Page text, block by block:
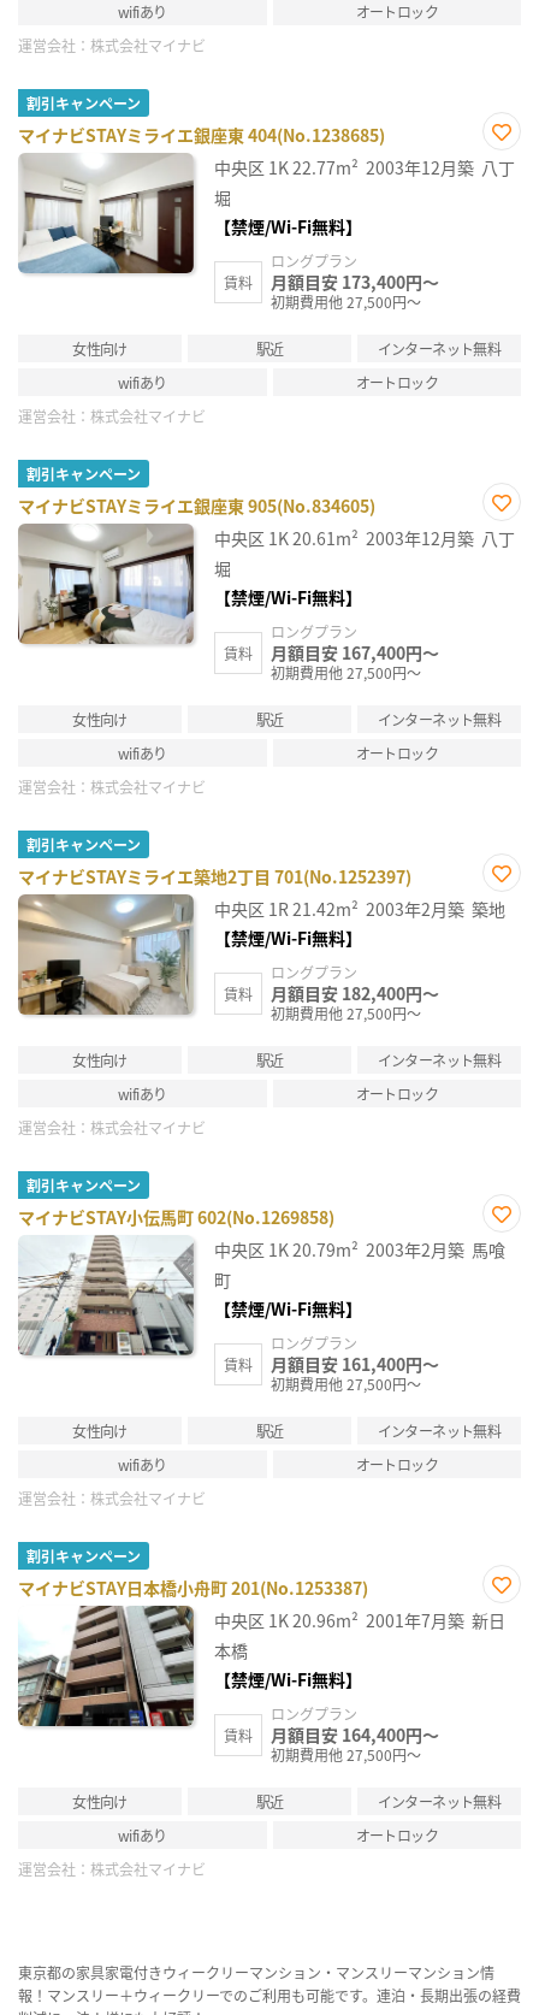
wifiあり
オートロック
運営会社： 株式会社マイナビ
割引キャンペーン
マイナビSTAYミライエ銀座東 404(No.1238685)
お気
に入
中央区 1K22.77m² 2003年12月築 八丁
堀
【禁煙/Wi-Fi無料】
賃料
ロングプラン
月額目安 173,400円～
初期費用他 27,500円～
女性向け 駅近
インターネット無料
wifiあり
オートロック
運営会社： 株式会社マイナビ
割引キャンペーン
マイナビSTAYミライエ銀座東 905(No.834605)
お気
に入
中央区 1K20.61m² 2003年12月築 八丁
堀
【禁煙/Wi-Fi無料】
賃料
ロングプラン
月額目安 167,400円～
初期費用他 27,500円～
女性向け 駅近
インターネット無料
wifiあり
オートロック
運営会社： 株式会社マイナビ
割引キャンペーン
マイナビSTAYミライエ築地2丁目 701(No.1252397)
お気
に入
中央区 1R21.42m² 2003年2月築 築地
【禁煙/Wi-Fi無料】
賃料
ロングプラン
月額目安 182,400円～
初期費用他 27,500円～
女性向け 駅近
インターネット無料
wifiあり
オートロック
運営会社： 株式会社マイナビ
割引キャンペーン
マイナビSTAY小伝馬町 602(No.1269858)
お気
に入
中央区 1K20.79m² 2003年2月築 馬喰
町
【禁煙/Wi-Fi無料】
賃料
ロングプラン
月額目安 161,400円～
初期費用他 27,500円～
女性向け 駅近
インターネット無料
wifiあり
オートロック
運営会社： 株式会社マイナビ
割引キャンペーン
マイナビSTAY日本橋小舟町 201(No.1253387)
お気
に入
中央区 1K20.96m² 2001年7月築 新日
本橋
【禁煙/Wi-Fi無料】
賃料
ロングプラン
月額目安 164,400円～
初期費用他 27,500円～
女性向け 駅近
インターネット無料
wifiあり
オートロック
運営会社： 株式会社マイナビ
東京都の家具家電付きウィークリーマンション・マンスリーマンション情
報！マンスリー＋ウィークリーでのご利用も可能です。連泊・長期出張の経費